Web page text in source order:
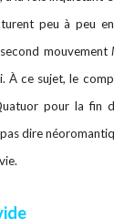
peu à peu
second mouvement
À ce sujet, le
pour la fin
dire